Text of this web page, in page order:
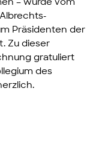
– wurde vom
Präsidenten der
Zu dieser
gratuliert
des